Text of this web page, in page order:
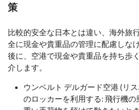
策
比較的安全な日本とは違い、海外旅
全に現金や貴重品の管理に配慮しな
後に、空港で現金や貴重品を持ち歩
介します。
ウンベルト デルガード空港 (リ
のロッカーを利用する: 飛行機の